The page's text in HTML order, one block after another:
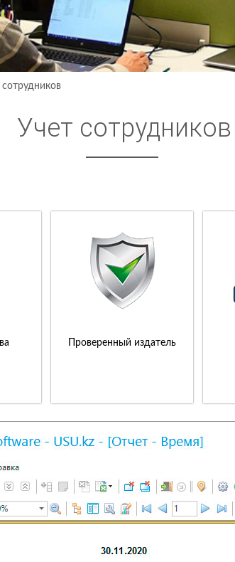
сотрудников
Учет сотрудников
Проверенный издатель